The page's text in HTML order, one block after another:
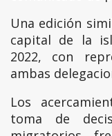
Una edición
capital de la
2022, con
ambas
Los
toma de